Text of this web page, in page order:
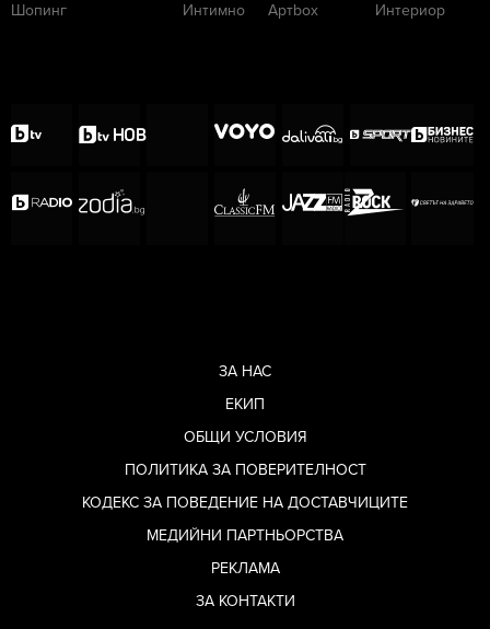
Шопинг
Интимно
Артbox
Интериор
ЗА НАС
ЕКИП
ОБЩИ УСЛОВИЯ
ПОЛИТИКА ЗА ПОВЕРИТЕЛНОСТ
КОДЕКС ЗА ПОВЕДЕНИЕ НА ДОСТАВЧИЦИТЕ
МЕДИЙНИ ПАРТНЬОРСТВА
РЕКЛАМА
ЗА КОНТАКТИ